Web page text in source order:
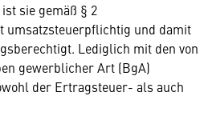
sie gemäß § 2
umsatzsteuerpflichtig und damit
Lediglich mit den von
gewerblicher Art (BgA)
der Ertragsteuer- als auch